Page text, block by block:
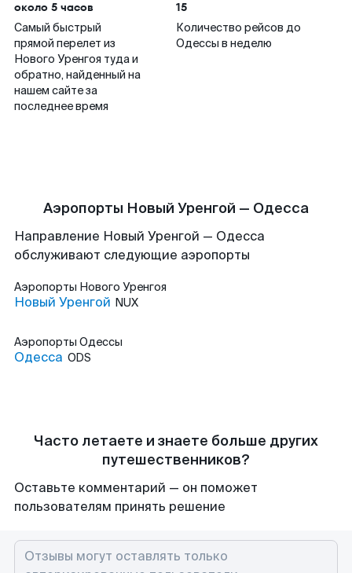
около 5 часов
Самый быстрый
прямой перелет из
Нового Уренгоя туда и
обратно, найденный на
нашем сайте за
последнее время
15
Количество рейсов до
Одессы в неделю
Аэропорты Новый Уренгой — Одесса
Направление Новый Уренгой — Одесса
обслуживают следующие аэропорты
Аэропорты Нового Уренгоя
Новый Уренгой NUX
Аэропорты Одессы
Одесса ODS
Часто летаете и знаете больше других
путешественников?
Оставьте комментарий — он поможет
пользователям принять решение